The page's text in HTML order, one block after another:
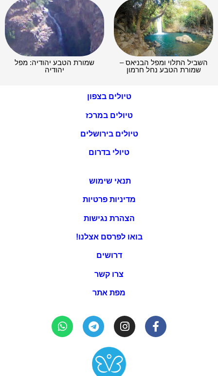
השביל התלוי ומפל הבניאס –
שמורת הטבע נחל חרמון
שמורת הטבע יהודיה: מפל
יהודיה
טיולים בצפון
טיולים במרכז
טיולים בירושלים
טיולי בדרום
תנאי שימוש
מדיניות פרטיות
הצהרת נגישות
בואו לפרסם אצלנו!
דרושים
צרו קשר
מפת אתר